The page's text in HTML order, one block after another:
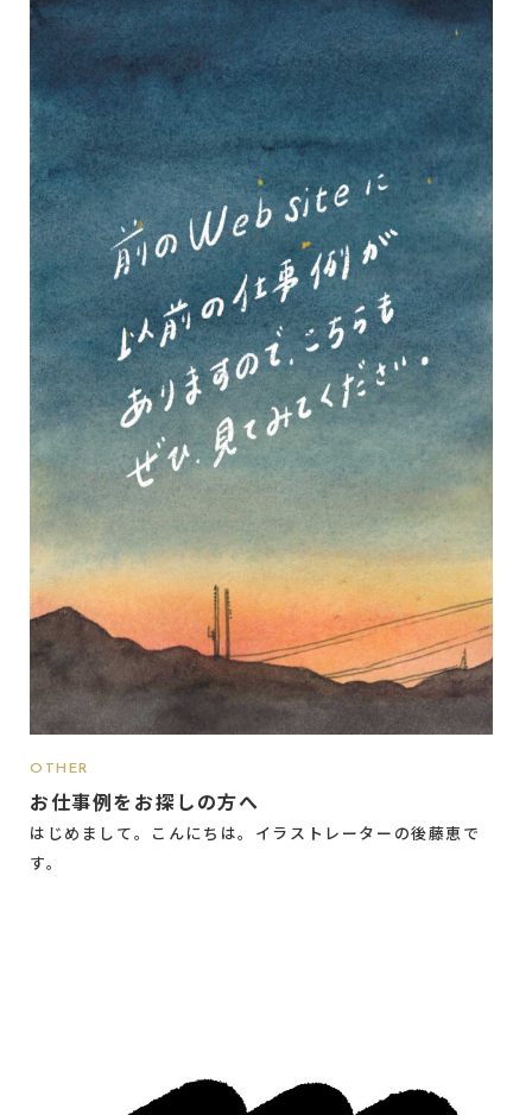
OTHER
お仕事例をお探しの方へ
はじめまして。こんにちは。イラストレーターの後藤恵で
す。